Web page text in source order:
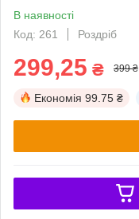
В наявності
Код: 261
Роздріб
299,25 ₴ 399 ₴
Економія 99.75 ₴